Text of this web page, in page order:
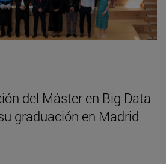
del Máster en Big Data
graduación en Madrid